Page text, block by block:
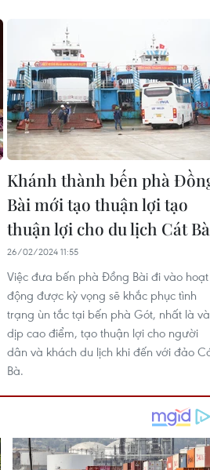
Khánh thành bến phà
Bài mới tạo thuận lợi tạo
thuận lợi cho du lịch Cát Bà
26/02/2024 11:55
Việc đưa bến phà Đồng Bài đi vào hoạt
động được kỳ vọng sẽ khắc phục tình
trạng ùn tắc tại bến phà Gót, nhất là
dịp cao điểm, tạo thuận lợi cho người
dân và khách du lịch khi đến với đảo
Bà.